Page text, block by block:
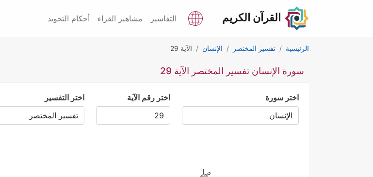
القرآن الكريم التفاسير مشاهير القراء أحكام التجويد
الرئيسية تفسير المختصر الإنسان الآية 29
سورة الإنسان تفسير المختصر الآية 29
اختر سورة اختر رقم الآية اختر التفسير